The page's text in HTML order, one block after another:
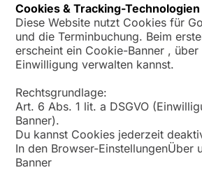
Cookies & Tracking-Technologien
Diese Website nutzt Cookies für
und die Terminbuchung. Beim
erscheint ein Cookie-Banner ,
Einwilligung verwalten kannst.
Rechtsgrundlage:
Art. 6 Abs. 1 lit. a DSGVO
Banner).
Du kannst Cookies jederzeit
In den Browser-EinstellungenÜber
Banner